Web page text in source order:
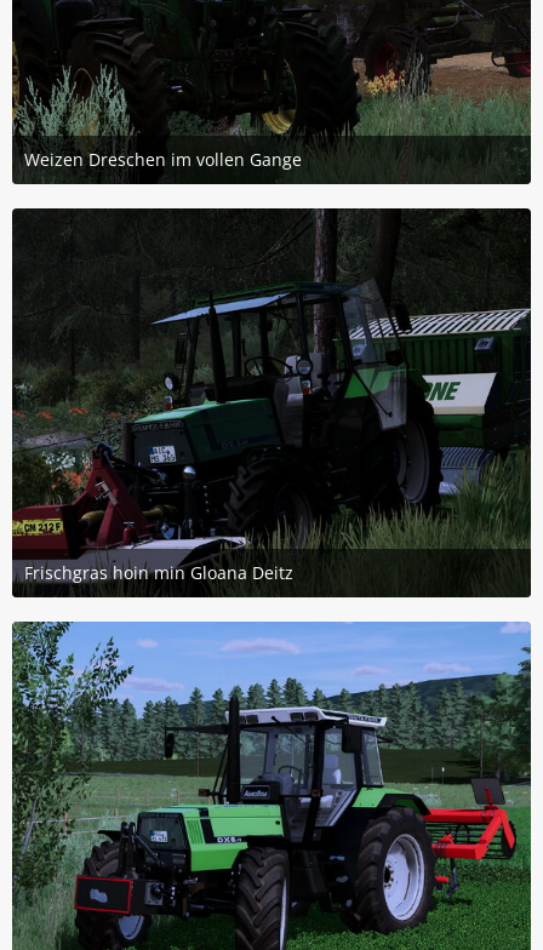
Weizen Dreschen im vollen Gange
24. Mai 2026 um 22:28
2
Frischgras hoin min Gloana Deitz
9. Mai 2026 um 23:04
6